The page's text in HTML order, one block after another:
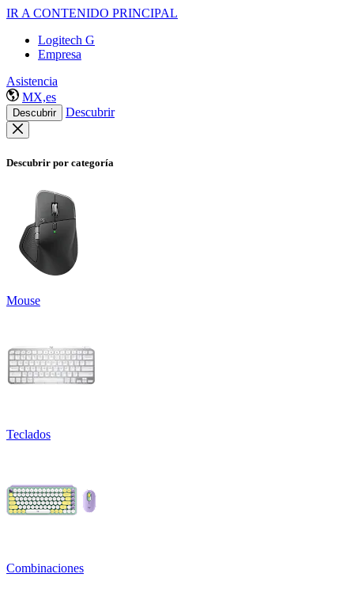
IR A CONTENIDO PRINCIPAL
Logitech G
Empresa
Asistencia
MX,es
Descubrir Descubrir
Descubrir por categoría
Mouse
Teclados
Combinaciones